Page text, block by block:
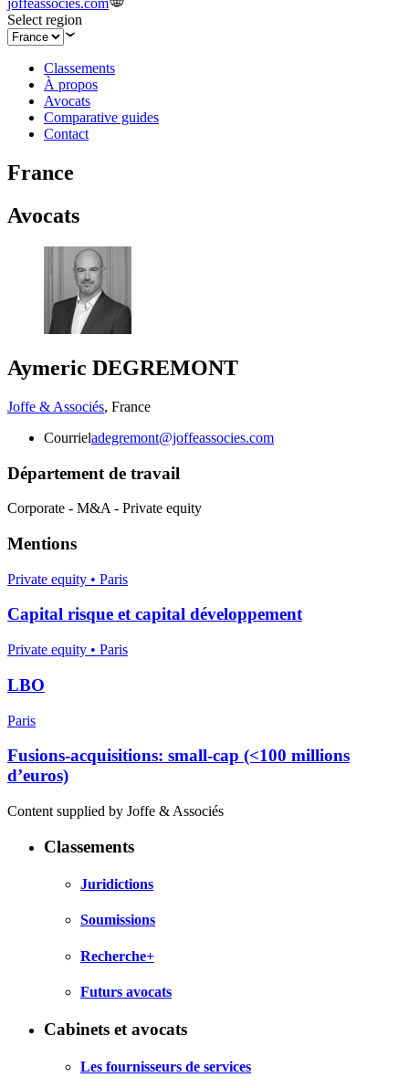
joffeassocies.com
Select region
Classements
À propos
Avocats
Comparative guides
Contact
France
Avocats
Aymeric DEGREMONT
Joffe & Associés, France
Courrieladegremont@joffeassocies.com
Département de travail
Corporate - M&A - Private equity
Mentions
Private equity • Paris
Capital risque et capital développement
Private equity • Paris
LBO
Paris
Fusions-acquisitions: small-cap (<100 millions
d’euros)
Content supplied by Joffe & Associés
Classements
Juridictions
Soumissions
Recherche+
Futurs avocats
Cabinets et avocats
Les fournisseurs de services